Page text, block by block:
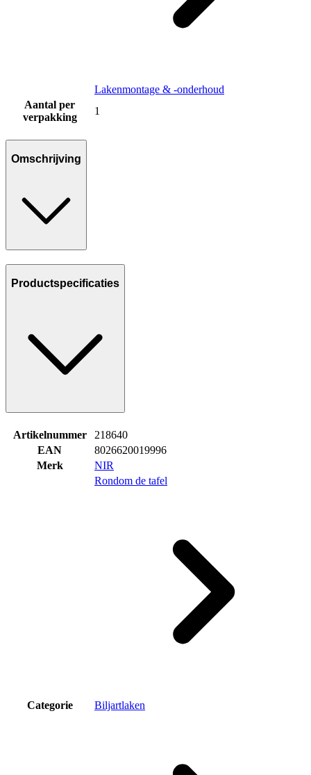
Lakenmontage & -onderhoud
Aantal per
verpakking
1
Omschrijving
Productspecificaties
Artikelnummer
218640
EAN
8026620019996
Merk
NIR
Categorie
Rondom de tafel
Biljartlaken